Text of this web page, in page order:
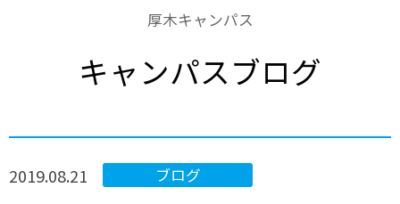
厚木キャンパス
キャンパスブログ
ブログ
2019.08.21